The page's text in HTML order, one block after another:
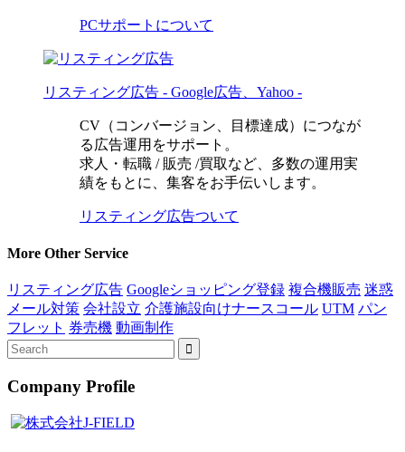
PCサポートについて
リスティング広告 - Google広告、Yahoo -
CV（コンバージョン、目標達成）につなが
る広告運用をサポート。
求人・転職 / 販売 /買取など、多数の運用実
績をもとに、集客をお手伝いします。
リスティング広告ついて
More Other Service
リスティング広告 Googleショッピング登録 複合機販売 迷惑
メール対策 会社設立 介護施設向けナースコール UTM パン
フレット 券売機 動画制作
Company Profile